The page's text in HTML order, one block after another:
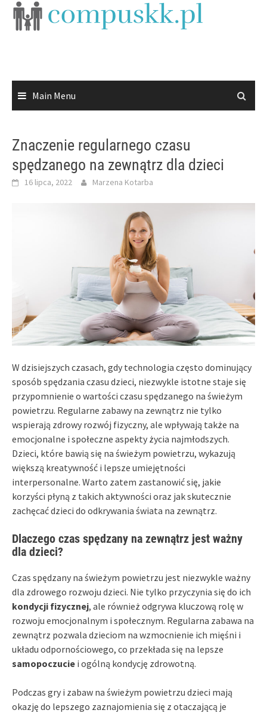
Skip
Main Menu
Znaczenie regularnego czasu
spędzanego na zewnątrz dla dzieci
16 lipca, 2022 Marzena Kotarba
W dzisiejszych czasach, gdy technologia często dominujący
sposób spędzania czasu dzieci, niezwykle istotne staje się
przypomnienie o wartości czasu spędzanego na świeżym
powietrzu. Regularne zabawy na zewnątrz nie tylko
wspierają zdrowy rozwój fizyczny, ale wpływają także na
emocjonalne i społeczne aspekty życia najmłodszych.
Dzieci, które bawią się na świeżym powietrzu, wykazują
większą kreatywność i lepsze umiejętności
interpersonalne. Warto zatem zastanowić się, jakie
korzyści płyną z takich aktywności oraz jak skutecznie
zachęcać dzieci do odkrywania świata na zewnątrz.
Dlaczego czas spędzany na zewnątrz jest ważny
dla dzieci?
Czas spędzany na świeżym powietrzu jest niezwykle ważny
dla zdrowego rozwoju dzieci. Nie tylko przyczynia się do ich
kondycji fizycznej, ale również odgrywa kluczową rolę w
rozwoju emocjonalnym i społecznym. Regularna zabawa na
zewnątrz pozwala dzieciom na wzmocnienie ich mięśni i
układu odpornościowego, co przekłada się na lepsze
samopoczucie i ogólną kondycję zdrowotną.
Podczas gry i zabaw na świeżym powietrzu dzieci mają
okazję do lepszego zaznajomienia się z otaczającą je